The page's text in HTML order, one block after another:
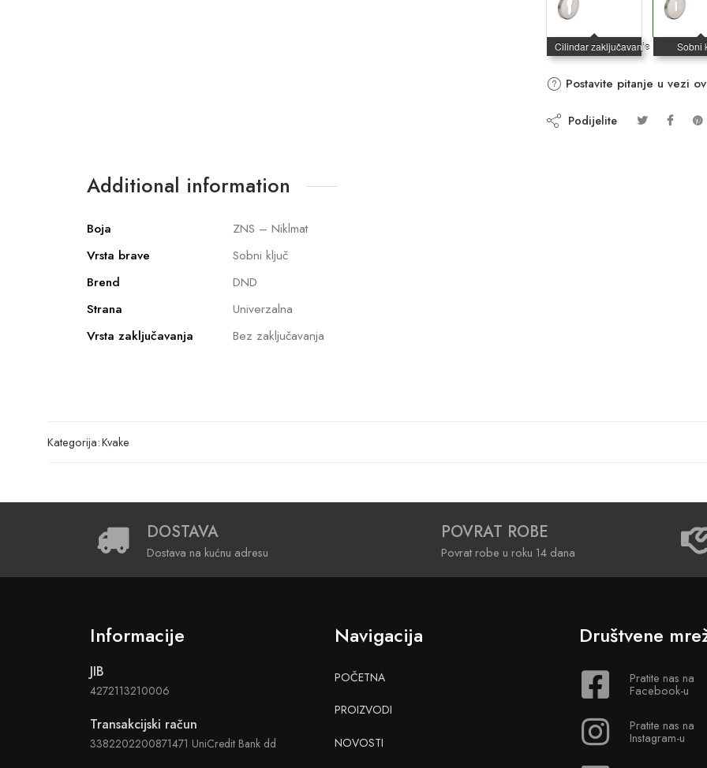
Postavite pitanje u vezi
Podijelite
Additional information
Boja
ZNS – Niklmat
Vrsta brave
Sobni ključ
Brend
DND
Strana
Univerzalna
Vrsta zaključavanja
Bez zaključavanja
Kategorija:Kvake
DOSTAVA
Dostava na kućnu adresu
POVRAT ROBE
Povrat robe u roku 14 dana
Informacije
JIB
4272113210006
Transakcijski račun
3382202200871471 UniCredit Bank dd
Navigacija
POČETNA
PROIZVODI
NOVOSTI
Društvene
Pratite nas na
Facebook-u
Pratite nas na
Instagram-u